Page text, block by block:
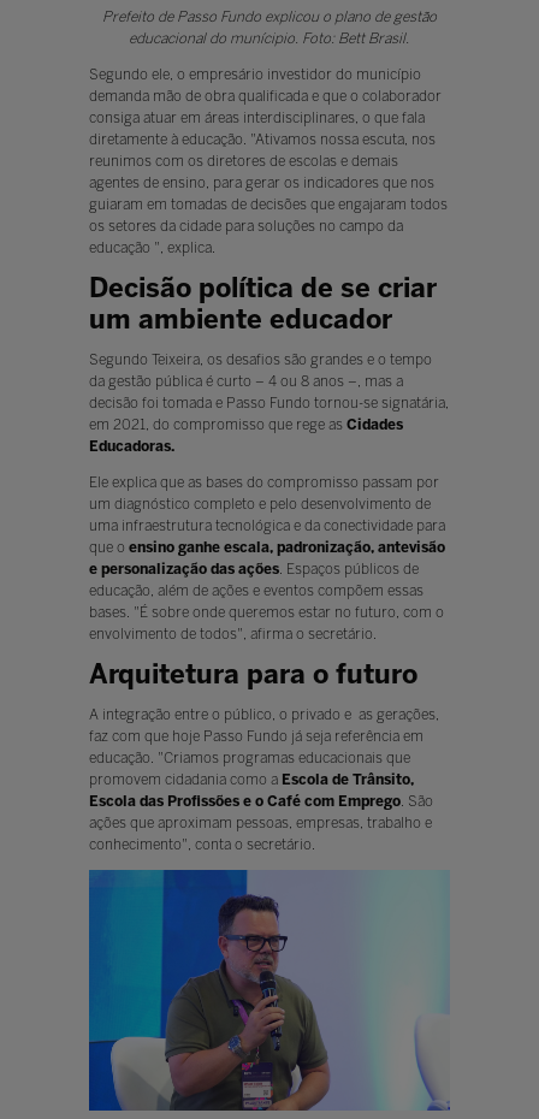
Prefeito de Passo Fundo explicou o plano de gestão
educacional do munícipio. Foto: Bett Brasil.
Segundo ele, o empresário investidor do município
demanda mão de obra qualificada e que o colaborador
consiga atuar em áreas interdisciplinares, o que fala
diretamente à educação. "Ativamos nossa escuta, nos
reunimos com os diretores de escolas e demais
agentes de ensino, para gerar os indicadores que nos
guiaram em tomadas de decisões que engajaram todos
os setores da cidade para soluções no campo da
educação ", explica.
Decisão política de se criar
um ambiente educador
Segundo Teixeira, os desafios são grandes e o tempo
da gestão pública é curto – 4 ou 8 anos –, mas a
decisão foi tomada e Passo Fundo tornou-se signatária,
em 2021, do compromisso que rege as Cidades
Educadoras.
Ele explica que as bases do compromisso passam por
um diagnóstico completo e pelo desenvolvimento de
uma infraestrutura tecnológica e da conectividade para
que o ensino ganhe escala, padronização, antevisão
e personalização das ações. Espaços públicos de
educação, além de ações e eventos compõem essas
bases. "É sobre onde queremos estar no futuro, com o
envolvimento de todos", afirma o secretário.
Arquitetura para o futuro
A integração entre o público, o privado e as gerações,
faz com que hoje Passo Fundo já seja referência em
educação. "Criamos programas educacionais que
promovem cidadania como a Escola de Trânsito,
Escola das Profissões e o Café com Emprego. São
ações que aproximam pessoas, empresas, trabalho e
conhecimento", conta o secretário.